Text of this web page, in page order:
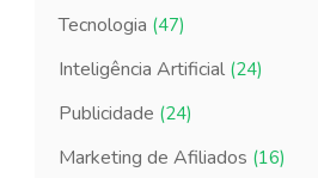
Tecnologia (47)
Inteligência Artificial (24)
Publicidade (24)
Marketing de Afiliados (16)